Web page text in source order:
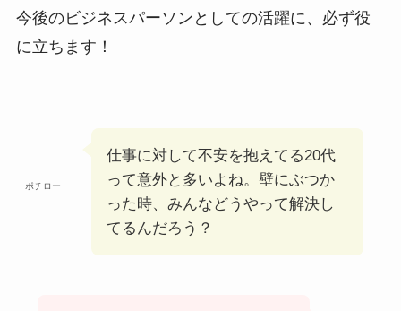
今後のビジネスパーソンとしての活躍に、必ず役
に立ちます！
ポチロー
仕事に対して不安を抱えてる20代
って意外と多いよね。壁にぶつか
った時、みんなどうやって解決し
てるんだろう？